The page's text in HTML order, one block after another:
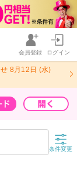
会員登録 ログイン
8月12日 (水)
条件変更